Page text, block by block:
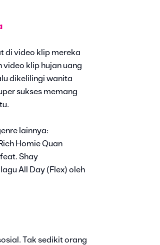
di video klip mereka
klip hujan uang
dikelilingi wanita
sukses memang
lainnya:
Homie Quan
feat. Shay
All Day (Flex) oleh
Tak sedikit orang